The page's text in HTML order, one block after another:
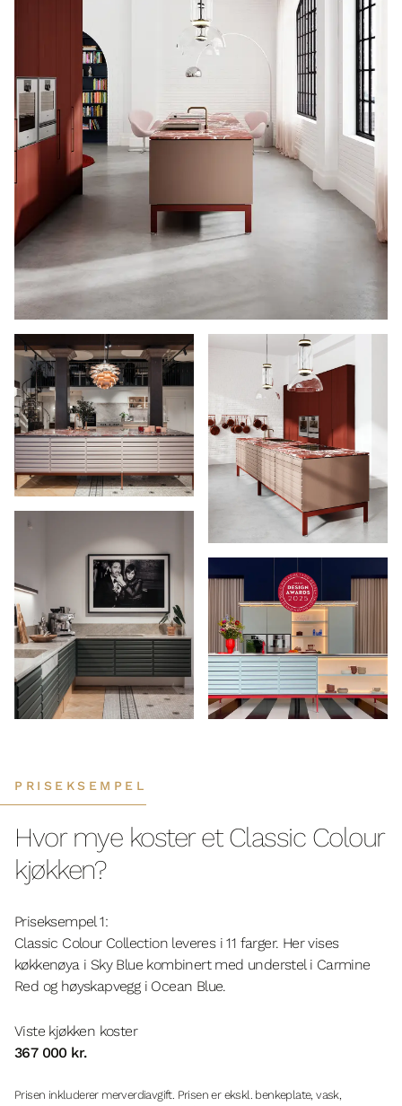
PRISEKSEMPEL
Hvor mye koster et Classic Colour
kjøkken?
Priseksempel 1:
Classic Colour Collection leveres i 11 farger. Her vises
køkkenøya i Sky Blue kombinert med understel i Carmine
Red og høyskapvegg i Ocean Blue.
Viste kjøkken koster
367 000 kr.
Prisen inkluderer merverdiavgift. Prisen er ekskl. benkeplate, vask,